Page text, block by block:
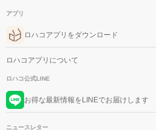
アプリ
ロハコアプリをダウンロード
ロハコアプリについて
ロハコ公式LINE
お得な最新情報をLINEでお届けします
ニュースレター